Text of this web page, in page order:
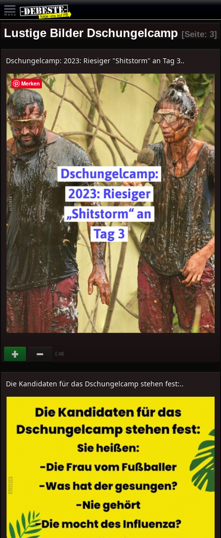
Lustige Bilder Dschungelcamp [Seite: 3]
Dschungelcamp: 2023: Riesiger "Shitstorm" an Tag 3..
(-18)
Die Kandidaten für das Dschungelcamp stehen fest:..
Merken